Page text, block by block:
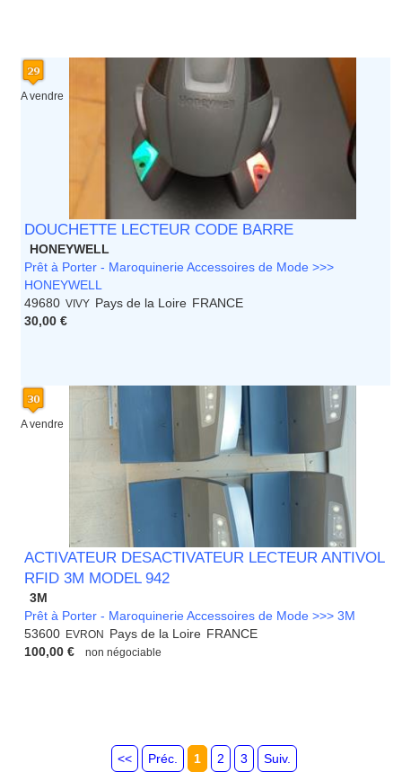
A vendre
DOUCHETTE LECTEUR CODE BARRE
HONEYWELL
Prêt à Porter - Maroquinerie Accessoires de Mode >>>
HONEYWELL
49680 VIVY Pays de la Loire FRANCE
30,00 €
A vendre
ACTIVATEUR DESACTIVATEUR LECTEUR ANTIVOL
RFID 3M MODEL 942
3M
Prêt à Porter - Maroquinerie Accessoires de Mode >>> 3M
53600
EVRON Pays de la Loire FRANCE
100,00 €
non négociable
<< Préc. 1 2 3 Suiv.